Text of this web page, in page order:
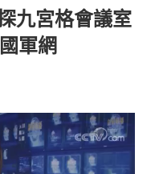
九宮格會議室
軍網